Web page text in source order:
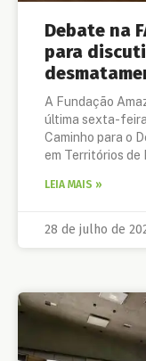
Debate na
para
A Fundação
última sexta-feira
Caminho para o
em Territórios de
LEIA MAIS »
28 de julho de